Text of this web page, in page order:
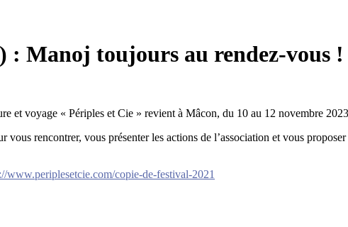
: Manoj toujours au rendez-vous !
et voyage « Périples et Cie » revient à Mâcon, du 10 au 12 novembre
vous rencontrer, vous présenter les actions de l’association et vous
www.periplesetcie.com/copie-de-festival-2021